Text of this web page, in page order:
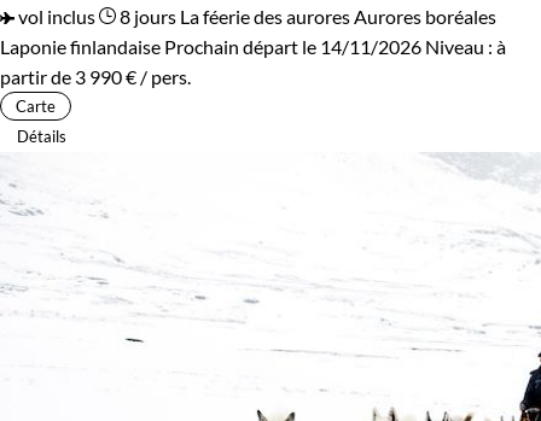
vol inclus
8 jours La féerie des auroresAurores boréales
Laponie finlandaise Prochain départ le 14/11/2026 Niveau : à
partir de 3 990 € / pers.
Carte
Détails